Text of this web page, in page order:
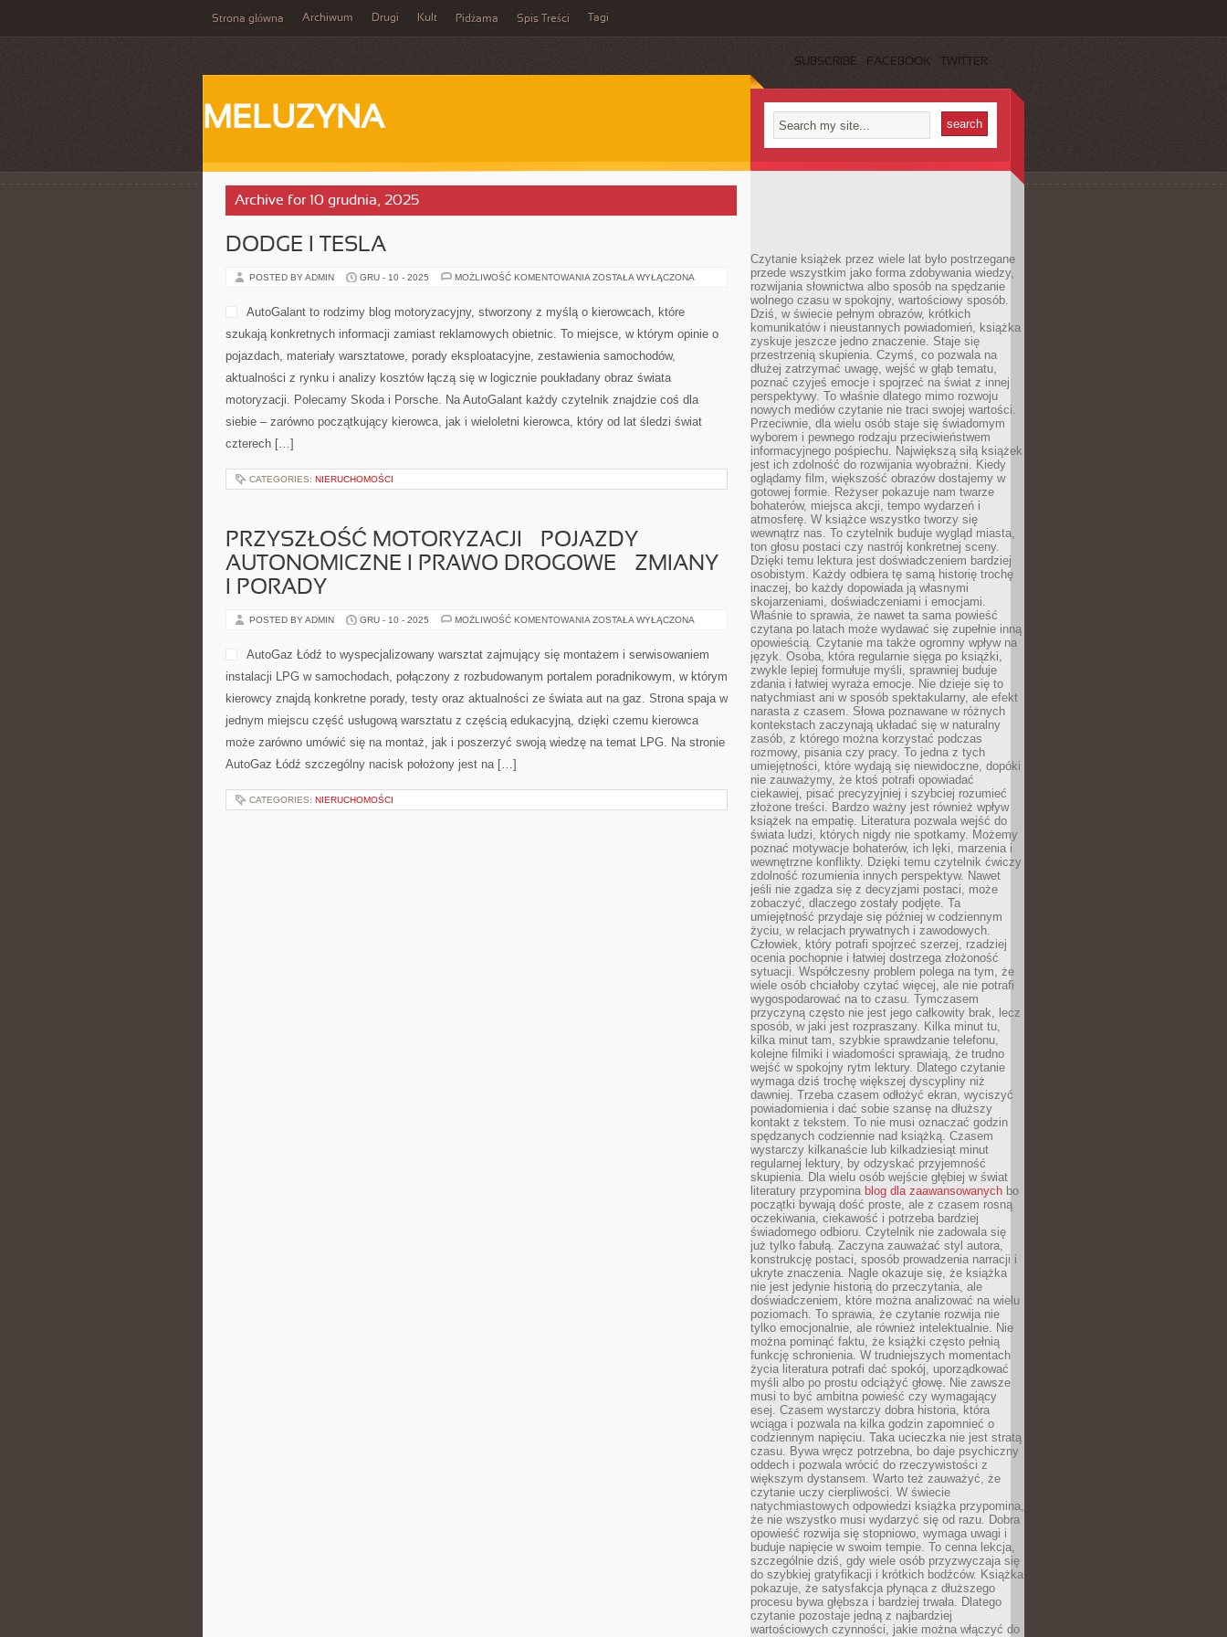
Strona główna Archiwum Drugi Kult Pidżama Spis Treści Tagi
SUBSCRIBE FACEBOOK TWITTER
MELUZYNA
Archive for 10 grudnia, 2025
DODGE I TESLA
POSTED BY ADMIN GRU - 10 - 2025 MOŻLIWOŚĆ KOMENTOWANIA DODGE
ZOSTAŁA WYŁĄCZONA
AutoGalant to rodzimy blog motoryzacyjny, stworzony z myślą o kierowcach, które
szukają konkretnych informacji zamiast reklamowych obietnic. To miejsce, w którym opinie o
pojazdach, materiały warsztatowe, porady eksploatacyjne, zestawienia samochodów,
aktualności z rynku i analizy kosztów łączą się w logicznie poukładany obraz świata
motoryzacji. Polecamy Skoda i Porsche. Na AutoGalant każdy czytelnik znajdzie coś dla
siebie – zarówno początkujący kierowca, jak i wieloletni kierowca, który od lat śledzi świat
czterech […]
CATEGORIES: NIERUCHOMOŚCI
PRZYSZŁOŚĆ MOTORYZACJI – POJAZDY
AUTONOMICZNE I PRAWO DROGOWE – ZMIANY
I PORADY
POSTED BY ADMIN GRU - 10 - 2025 MOŻLIWOŚĆ KOMENTOWANIA PRZYSZŁOŚĆ
POJAZDY
AUTONOMICZNE
PRAWO
–
I
PORADY
ZOSTAŁA WYŁĄCZONA
AutoGaz Łódź to wyspecjalizowany warsztat zajmujący się montażem i serwisowaniem
instalacji LPG w samochodach, połączony z rozbudowanym portalem poradnikowym, w którym
kierowcy znajdą konkretne porady, testy oraz aktualności ze świata aut na gaz. Strona spaja w
jednym miejscu część usługową warsztatu z częścią edukacyjną, dzięki czemu kierowca
może zarówno umówić się na montaż, jak i poszerzyć swoją wiedzę na temat LPG. Na stronie
AutoGaz Łódź szczególny nacisk położony jest na […]
CATEGORIES: NIERUCHOMOŚCI
Czytanie książek przez wiele lat było postrzegane
przede wszystkim jako forma zdobywania wiedzy,
rozwijania słownictwa albo sposób na spędzanie
wolnego czasu w spokojny, wartościowy sposób.
Dziś, w świecie pełnym obrazów, krótkich
komunikatów i nieustannych powiadomień, książka
zyskuje jeszcze jedno znaczenie. Staje się
przestrzenią skupienia. Czymś, co pozwala na
dłużej zatrzymać uwagę, wejść w głąb tematu,
poznać czyjeś emocje i spojrzeć na świat z innej
perspektywy. To właśnie dlatego mimo rozwoju
nowych mediów czytanie nie traci swojej wartości.
Przeciwnie, dla wielu osób staje się świadomym
wyborem i pewnego rodzaju przeciwieństwem
informacyjnego pośpiechu. Największą siłą książek
jest ich zdolność do rozwijania wyobraźni. Kiedy
oglądamy film, większość obrazów dostajemy w
gotowej formie. Reżyser pokazuje nam twarze
bohaterów, miejsca akcji, tempo wydarzeń i
atmosferę. W książce wszystko tworzy się
wewnątrz nas. To czytelnik buduje wygląd miasta,
ton głosu postaci czy nastrój konkretnej sceny.
Dzięki temu lektura jest doświadczeniem bardziej
osobistym. Każdy odbiera tę samą historię trochę
inaczej, bo każdy dopowiada ją własnymi
skojarzeniami, doświadczeniami i emocjami.
Właśnie to sprawia, że nawet ta sama powieść
czytana po latach może wydawać się zupełnie inną
opowieścią. Czytanie ma także ogromny wpływ na
język. Osoba, która regularnie sięga po książki,
zwykle lepiej formułuje myśli, sprawniej buduje
zdania i łatwiej wyraża emocje. Nie dzieje się to
natychmiast ani w sposób spektakularny, ale efekt
narasta z czasem. Słowa poznawane w różnych
kontekstach zaczynają układać się w naturalny
zasób, z którego można korzystać podczas
rozmowy, pisania czy pracy. To jedna z tych
umiejętności, które wydają się niewidoczne, dopóki
nie zauważymy, że ktoś potrafi opowiadać
ciekawiej, pisać precyzyjniej i szybciej rozumieć
złożone treści. Bardzo ważny jest również wpływ
książek na empatię. Literatura pozwala wejść do
świata ludzi, których nigdy nie spotkamy. Możemy
poznać motywacje bohaterów, ich lęki, marzenia i
wewnętrzne konflikty. Dzięki temu czytelnik ćwiczy
zdolność rozumienia innych perspektyw. Nawet
jeśli nie zgadza się z decyzjami postaci, może
zobaczyć, dlaczego zostały podjęte. Ta
umiejętność przydaje się później w codziennym
życiu, w relacjach prywatnych i zawodowych.
Człowiek, który potrafi spojrzeć szerzej, rzadziej
ocenia pochopnie i łatwiej dostrzega złożoność
sytuacji. Współczesny problem polega na tym, że
wiele osób chciałoby czytać więcej, ale nie potrafi
wygospodarować na to czasu. Tymczasem
przyczyną często nie jest jego całkowity brak, lecz
sposób, w jaki jest rozpraszany. Kilka minut tu,
kilka minut tam, szybkie sprawdzanie telefonu,
kolejne filmiki i wiadomości sprawiają, że trudno
wejść w spokojny rytm lektury. Dlatego czytanie
wymaga dziś trochę większej dyscypliny niż
dawniej. Trzeba czasem odłożyć ekran, wyciszyć
powiadomienia i dać sobie szansę na dłuższy
kontakt z tekstem. To nie musi oznaczać godzin
spędzanych codziennie nad książką. Czasem
wystarczy kilkanaście lub kilkadziesiąt minut
regularnej lektury, by odzyskać przyjemność
skupienia. Dla wielu osób wejście głębiej w świat
literatury przypomina blog dla zaawansowanych bo
początki bywają dość proste, ale z czasem rosną
oczekiwania, ciekawość i potrzeba bardziej
świadomego odbioru. Czytelnik nie zadowala się
już tylko fabułą. Zaczyna zauważać styl autora,
konstrukcję postaci, sposób prowadzenia narracji i
ukryte znaczenia. Nagle okazuje się, że książka
nie jest jedynie historią do przeczytania, ale
doświadczeniem, które można analizować na wielu
poziomach. To sprawia, że czytanie rozwija nie
tylko emocjonalnie, ale również intelektualnie. Nie
można pominąć faktu, że książki często pełnią
funkcję schronienia. W trudniejszych momentach
życia literatura potrafi dać spokój, uporządkować
myśli albo po prostu odciążyć głowę. Nie zawsze
musi to być ambitna powieść czy wymagający
esej. Czasem wystarczy dobra historia, która
wciąga i pozwala na kilka godzin zapomnieć o
codziennym napięciu. Taka ucieczka nie jest stratą
czasu. Bywa wręcz potrzebna, bo daje psychiczny
oddech i pozwala wrócić do rzeczywistości z
większym dystansem. Warto też zauważyć, że
czytanie uczy cierpliwości. W świecie
natychmiastowych odpowiedzi książka przypomina,
że nie wszystko musi wydarzyć się od razu. Dobra
opowieść rozwija się stopniowo, wymaga uwagi i
buduje napięcie w swoim tempie. To cenna lekcja,
szczególnie dziś, gdy wiele osób przyzwyczaja się
do szybkiej gratyfikacji i krótkich bodźców. Książka
pokazuje, że satysfakcja płynąca z dłuższego
procesu bywa głębsza i bardziej trwała. Dlatego
czytanie pozostaje jedną z najbardziej
wartościowych czynności, jakie można włączyć do